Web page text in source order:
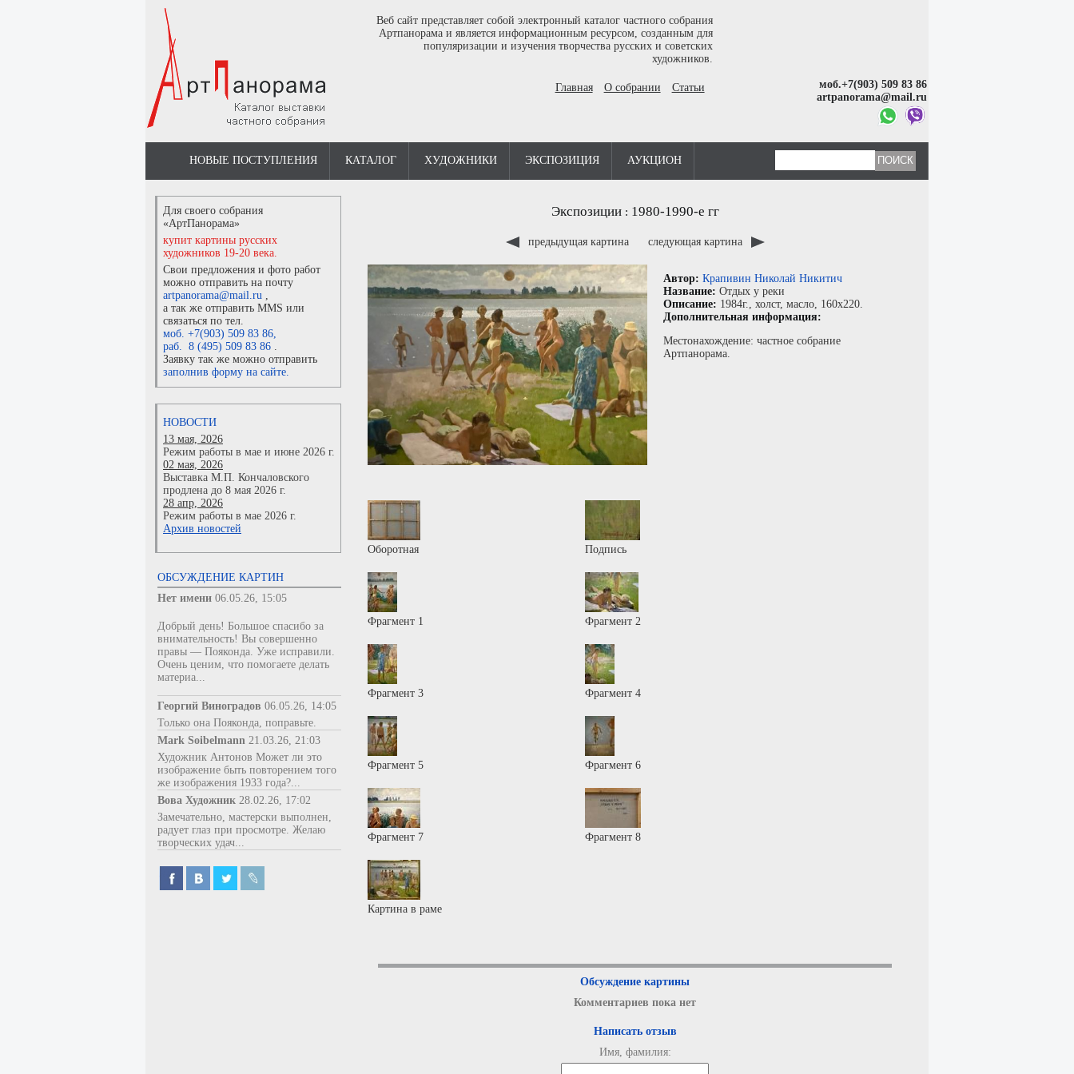
Веб сайт представляет собой электронный каталог частного собрания
Артпанорама и является информационным ресурсом, созданным для
популяризации и изучения творчества русских и советских
художников.
Главная О собрании Статьи
моб.+7(903) 509 83 86
artpanorama@mail.ru
НОВЫЕ ПОСТУПЛЕНИЯ КАТАЛОГ ХУДОЖНИКИ ЭКСПОЗИЦИЯ АУКЦИОН
Для своего собрания
«АртПанорама»
купит картины русских
художников 19-20 века.
Свои предложения и фото работ
можно отправить на почту
artpanorama@mail.ru ,
а так же отправить MMS или
связаться по тел.
моб. +7(903) 509 83 86,
раб. 8 (495) 509 83 86 .
Заявку так же можно отправить
заполнив форму на сайте.
НОВОСТИ
13 мая, 2026
Режим работы в мае и июне 2026 г.
02 мая, 2026
Выставка М.П. Кончаловского
продлена до 8 мая 2026 г.
28 апр, 2026
Режим работы в мае 2026 г.
Архив новостей
ОБСУЖДЕНИЕ КАРТИН
Нет имени 06.05.26, 15:05
Добрый день! Большое спасибо за
внимательность! Вы совершенно
правы — Пояконда. Уже исправили.
Очень ценим, что помогаете делать
материа...
Георгий Виноградов 06.05.26, 14:05
Только она Пояконда, поправьте.
Mark Soibelmann 21.03.26, 21:03
Художник Антонов Может ли это
изображение быть повторением того
же изображения 1933 года?...
Вова Художник 28.02.26, 17:02
Замечательно, мастерски выполнен,
радует глаз при просмотре. Желаю
творческих удач...
Экспозиции: 1980-1990-е гг
предыдущая картина следующая картина
Автор: Крапивин Николай Никитич
Название: Отдых у реки
Описание: 1984г., холст, масло, 160x220.
Дополнительная информация:
Местонахождение: частное собрание
Артпанорама.
Оборотная Подпись
Фрагмент 1 Фрагмент 2
Фрагмент 3 Фрагмент 4
Фрагмент 5 Фрагмент 6
Фрагмент 7 Фрагмент 8
Картина в раме
Обсуждение картины
Комментариев пока нет
Написать отзыв
Имя, фамилия: